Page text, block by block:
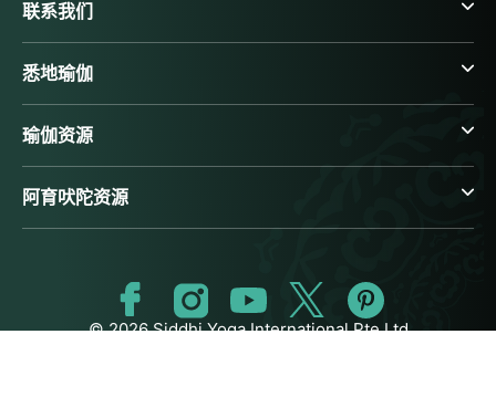
联系我们
悉地瑜伽
瑜伽资源
阿育吠陀资源
© 2026 Siddhi Yoga International Pte Ltd